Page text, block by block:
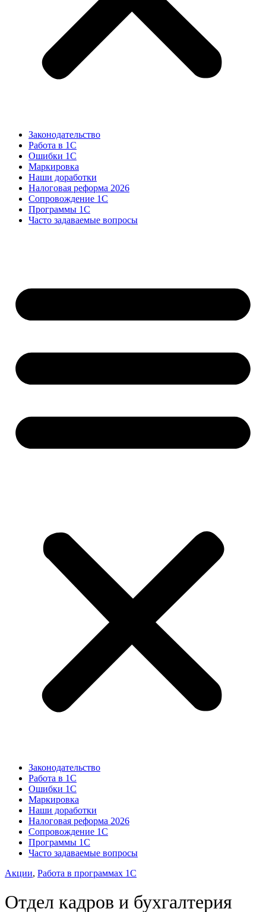
Законодательство
Работа в 1С
Ошибки 1С
Маркировка
Наши доработки
Налоговая реформа 2026
Сопровождение 1С
Программы 1С
Часто задаваемые вопросы
Законодательство
Работа в 1С
Ошибки 1С
Маркировка
Наши доработки
Налоговая реформа 2026
Сопровождение 1С
Программы 1С
Часто задаваемые вопросы
Акции, Работа в программах 1С
Отдел кадров и бухгалтерия